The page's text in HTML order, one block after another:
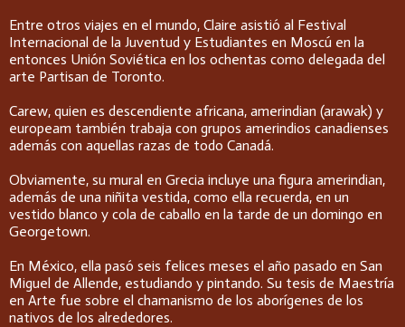
Entre otros viajes en el mundo, Claire asistió al Festival
Internacional de la Juventud y Estudiantes en Moscú en la
entonces Unión Soviética en los ochentas como delegada del
arte Partisan de Toronto.
Carew, quien es descendiente africana, amerindian (arawak) y
europeam también trabaja con grupos amerindios canadienses
además con aquellas razas de todo Canadá.
Obviamente, su mural en Grecia incluye una figura amerindian,
además de una niñita vestida, como ella recuerda, en un
vestido blanco y cola de caballo en la tarde de un domingo en
Georgetown.
En México, ella pasó seis felices meses el año pasado en San
Miguel de Allende, estudiando y pintando. Su tesis de Maestría
en Arte fue sobre el chamanismo de los aborígenes de los
nativos de los alrededores.